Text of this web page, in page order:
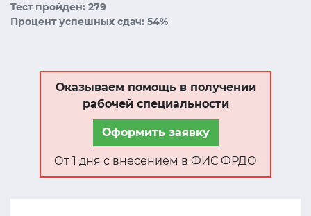
Тест пройден: 279
Процент успешных сдач: 54%
Оказываем помощь в получении
рабочей специальности
Оформить заявку
От 1 дня с внесением в ФИС ФРДО